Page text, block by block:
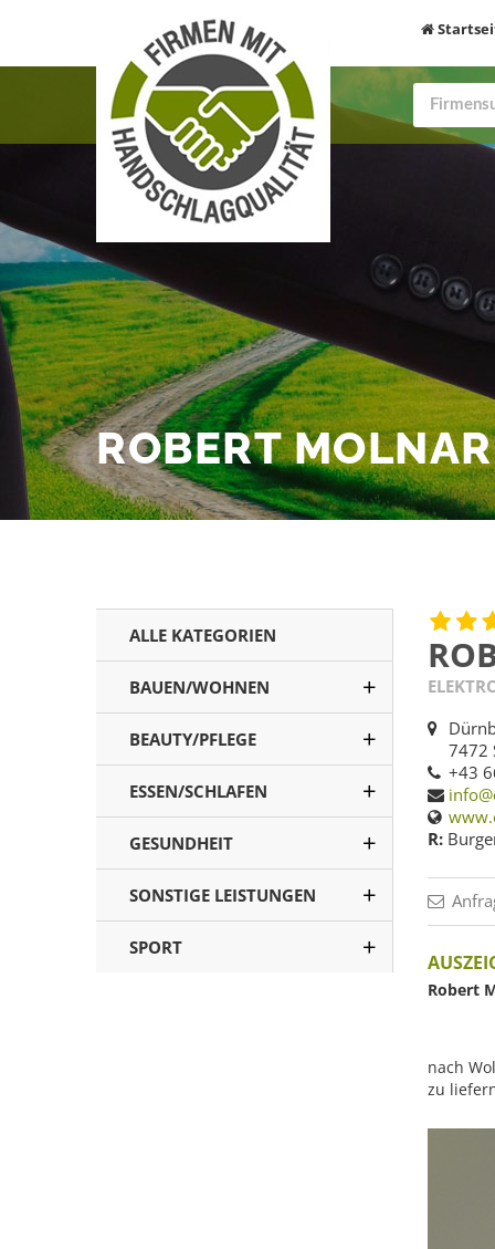
ROBERT
ALLE KATEGORIEN
BAUEN/WOHNEN
BEAUTY/PFLEGE
ESSEN/SCHLAFEN
GESUNDHEIT
SONSTIGE LEISTUNGEN
SPORT
7472
+43
R:
Robert
nach
zu